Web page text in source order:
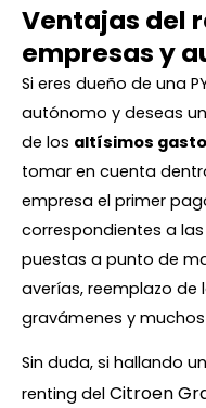
Ventajas del
empresas y
Si eres dueño de una
autónomo y deseas
de los altísimos
tomar en cuenta
empresa el primer
correspondientes a
puestas a punto de
averías, reemplazo de
gravámenes y
Sin duda, si hallando
renting del Citroen